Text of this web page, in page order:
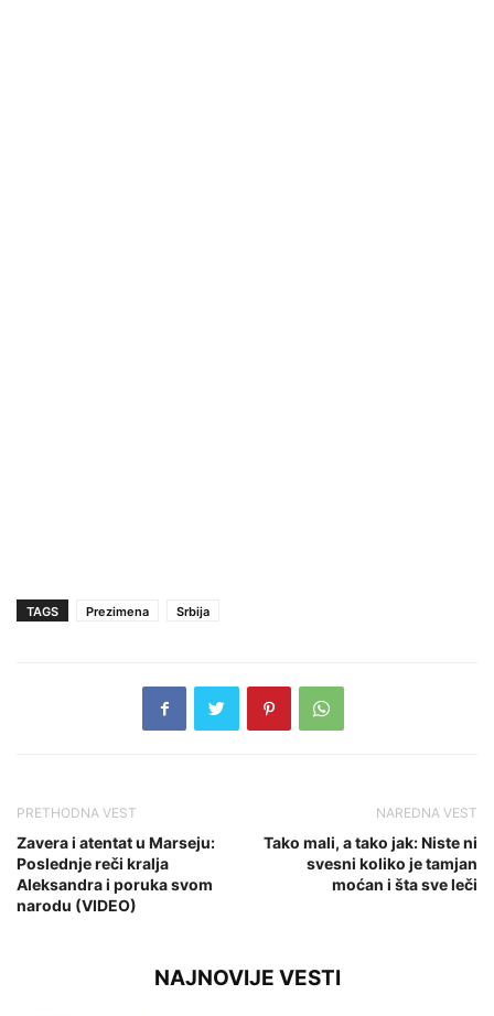
TAGS Prezimena Srbija
PRETHODNA VEST
Zavera i atentat u Marseju:
Poslednje reči kralja
Aleksandra i poruka svom
narodu (VIDEO)
NAREDNA VEST
Tako mali, a tako jak: Niste ni
svesni koliko je tamjan
moćan i šta sve leči
NAJNOVIJE VESTI